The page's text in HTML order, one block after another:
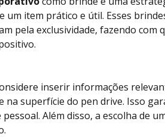
um item prático e útil. Esses
pela exclusividade, fazendo com
inserir informações
superfície do pen drive. Isso
Além disso, a escolha de